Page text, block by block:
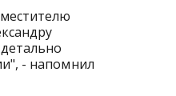
- напомнил